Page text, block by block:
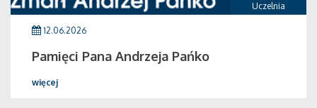
Uczelnia
12.06.2026
Pamięci Pana Andrzeja Pańko
więcej